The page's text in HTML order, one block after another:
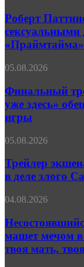
(видео)
выходит
охоту
за
девиантами
трейлере
«Праймтайма»
Роберт
сексуальными
«Праймтайма»
Финальный
ужастика
«Астрал
6:
они
здесь»
полностью
изменить
правила
игры
05.08.2026
Финальный
уже здесь»
игры
Трейлер
«Жестокая
ночь 2»
показывает
деле
Санту
и
его
05.08.2026
Трейлер
в деле злого
Несостоявшийся
Махершала
Али
резво
машет
04.08.2026
машет мечом в
твоя мать,